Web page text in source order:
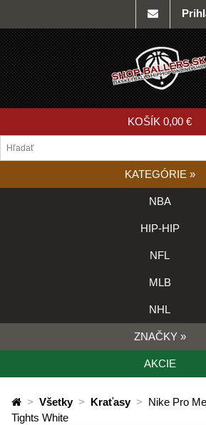
KOŠÍK 0,00 €
KATEGÓRIE »
NBA
HIP-HIP
NFL
MLB
NHL
ZNAČKY »
AKCIE
> Všetky > Kraťasy > Nike Pro
Tights White